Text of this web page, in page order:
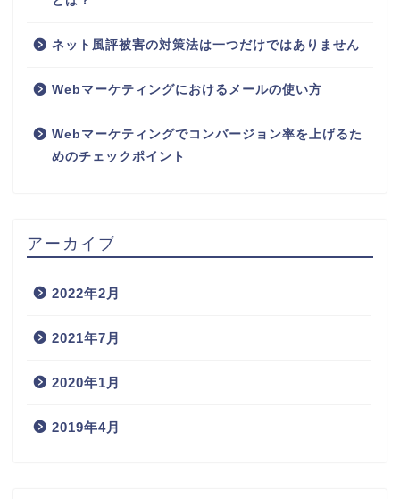
ネット風評被害の対策法は一つだけではありません
Webマーケティングにおけるメールの使い方
Webマーケティングでコンバージョン率を上げるた
めのチェックポイント
アーカイブ
2022年2月
2021年7月
2020年1月
2019年4月